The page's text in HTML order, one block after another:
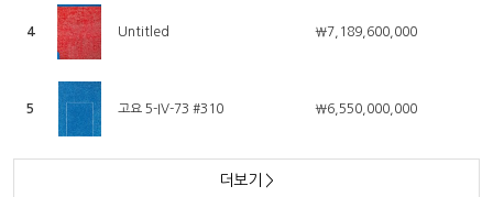
4 Untitled ￦7,189,600,000
5 고요 5-IV-73 #310 ￦6,550,000,000
더보기 >